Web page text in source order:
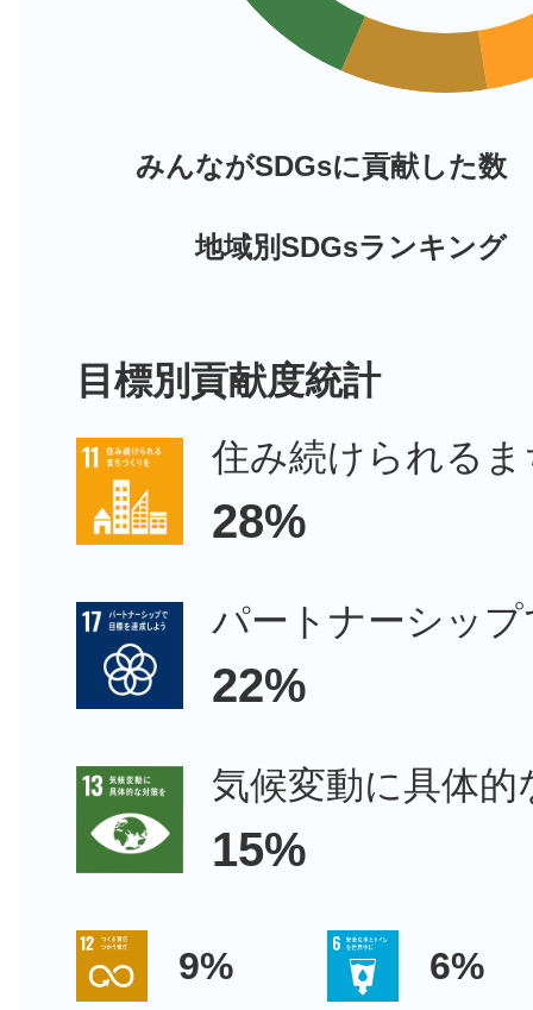
みんなのお祈り処でお祈りを
みんながSDGsに貢献した数
地域別SDGsランキング
目標別貢献度統計
住み続けられる
28%
パートナーシッ
22%
気候変動に具体的
15%
9% 6%